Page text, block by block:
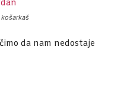
da nam nedostaje